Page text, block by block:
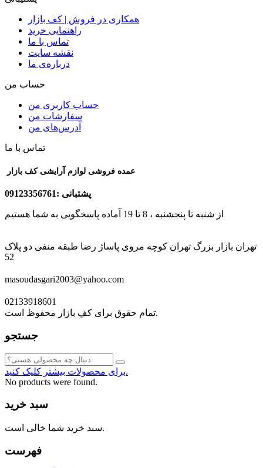
همکاری در فروش | کف بازار
راهنمایی خرید
تماس با ما
نقشه سایت
درباره‌ی ما
حساب من
حساب کاربری من
سفارشات من
آدرس‌های من
تماس با ما
پشتبانی :09123356761
از شنبه تا پنجشنبه ، 8 تا 19 آماده پاسخگویی به شما هستیم
تهران بازار بزرگ تهران کوچه مروی پاساژ رضا طبقه منفی دو پلاک
52
masoudasgari2003@yahoo.com
02133918601
تمام حقوق برای کفِ بازار محفوظ است.
جستجو
برای محصولات بیشتر کلیک کنید.
No products were found.
سبد خرید
سبد خرید شما خالی است.
فهرست